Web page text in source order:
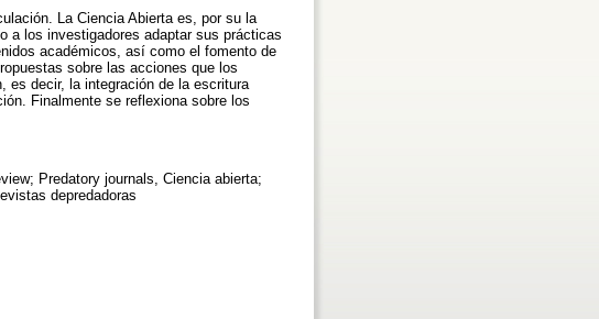
La Ciencia Abierta es, por su la
a los investigadores adaptar sus prácticas
académicos, así como el fomento de
sobre las acciones que los
es decir, la integración de la escritura
Finalmente se reflexiona sobre los
Predatory journals, Ciencia abierta;
depredadoras